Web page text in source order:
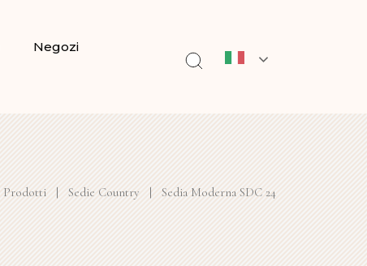
Negozi
Prodotti | Sedie Country | Sedia Moderna SDC 24